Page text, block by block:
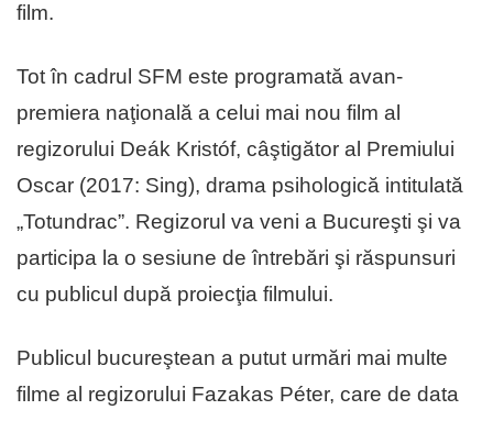
film.
Tot în cadrul SFM este programată avan-
premiera naţională a celui mai nou film al
regizorului Deák Kristóf, câştigător al Premiului
Oscar (2017: Sing), drama psihologică intitulată
„Totundrac”. Regizorul va veni a Bucureşti şi va
participa la o sesiune de întrebări şi răspunsuri
cu publicul după proiecţia filmului.
Publicul bucureştean a putut urmări mai multe
filme al regizorului Fazakas Péter, care de data